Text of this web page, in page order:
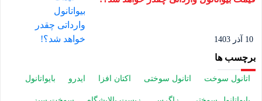
10 آذر 1403
برچسب ها
اتانول سوخت اتانول سوختی اکتان افزا ایدرو بایواتانول